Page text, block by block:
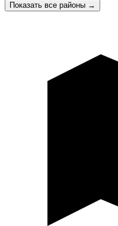
Показать все районы →